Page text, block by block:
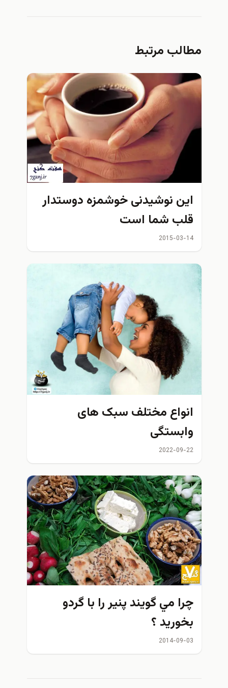
مطالب مرتبط
اين نوشیدنی خوشمزه دوستدار
قلب شما است
2015-03-14
انواع مختلف سبک های
وابستگی
2022-09-22
چرا مي گويند پنیر را با گردو
بخوريد ؟
2014-09-03